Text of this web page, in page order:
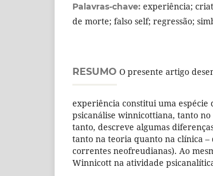
Palavras-chave: experiência;
de morte; falso self; regressão;
RESUMO O presente artigo
experiência constitui uma
psicanálise winnicottiana, tanto
tanto, descreve algumas
tanto na teoria quanto na clínica
correntes neofreudianas). Ao
Winnicott na atividade